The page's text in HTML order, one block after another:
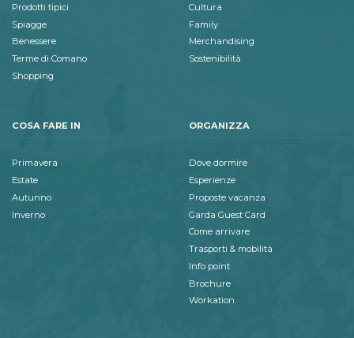
Prodotti tipici
Spiagge
Benessere
Terme di Comano
Shopping
Cultura
Family
Merchandising
Sostenibilità
COSA FARE IN
Primavera
Estate
Autunno
Inverno
ORGANIZZA
Dove dormire
Esperienze
Proposte vacanza
Garda Guest Card
Come arrivare
Trasporti & mobilità
Info point
Brochure
Workation